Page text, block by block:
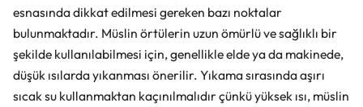
esnasında dikkat edilmesi gereken bazı noktalar
bulunmaktadır. Müslin örtülerin uzun ömürlü ve sağlıklı bir
şekilde kullanılabilmesi için, genellikle elde ya da makinede,
düşük ısılarda yıkanması önerilir. Yıkama sırasında aşırı
sıcak su kullanmaktan kaçınılmalıdır çünkü yüksek ısı, müslin